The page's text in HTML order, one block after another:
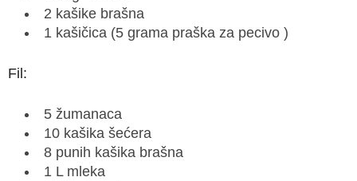
2 kašike brašna
1 kašičica (5 grama praška za pecivo )
Fil:
5 žumanaca
10 kašika šećera
8 punih kašika brašna
1 L mleka